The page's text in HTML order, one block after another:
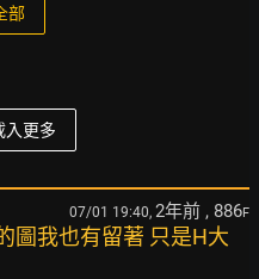
部
入更多
07/01 19:40, 2年前 , 886F
圖我也有留著 只是H大